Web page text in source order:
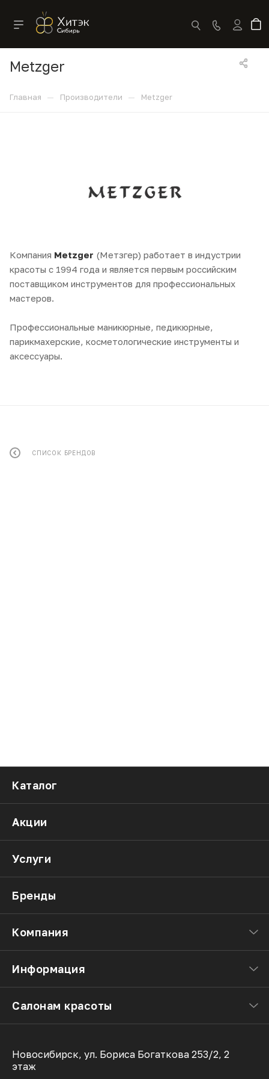
Metzger
Главная — Производители — Metzger
Компания Metzger (Метзгер) работает в индустрии
красоты с 1994 года и является первым российским
поставщиком инструментов для профессиональных
мастеров.
Профессиональные маникюрные, педикюрные,
парикмахерские, косметологические инструменты и
аксессуары.
СПИСОК БРЕНДОВ
Каталог
Акции
Услуги
Бренды
Компания
Информация
Салонам красоты
Новосибирск, ул. Бориса Богаткова 253/2, 2
этаж